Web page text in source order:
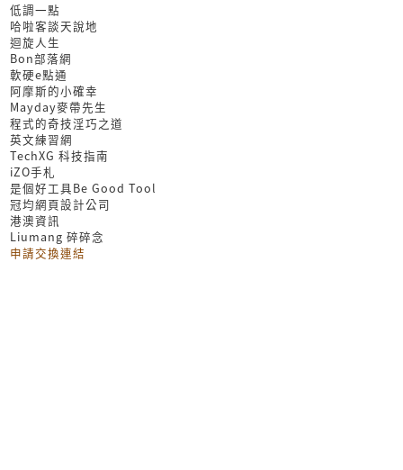
低調一點
哈啦客談天說地
迴旋人生
Bon部落網
軟硬e點通
阿摩斯的小確幸
Mayday麥帶先生
程式的奇技淫巧之道
英文練習網
TechXG 科技指南
iZO手札
是個好工具Be Good Tool
冠均網頁設計公司
港澳資訊
Liumang 碎碎念
申請交換連結